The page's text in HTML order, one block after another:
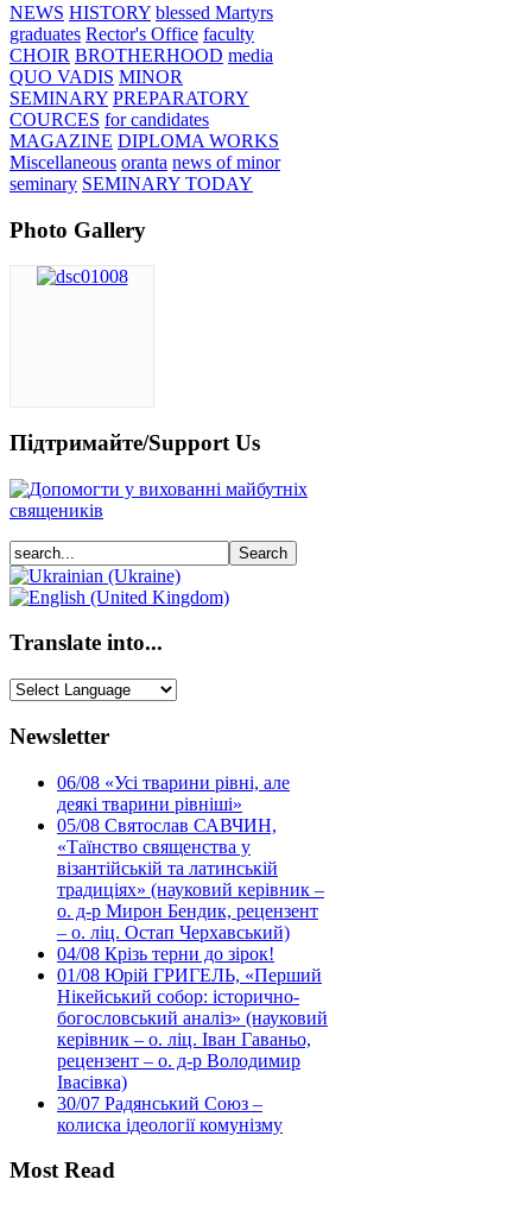
NEWS HISTORY blessed Martyrs
graduates Rector's Office faculty
CHOIR BROTHERHOOD media
QUO VADIS MINOR
SEMINARY PREPARATORY
COURCES for candidates
MAGAZINE DIPLOMA WORKS
Miscellaneous oranta news of minor
seminary SEMINARY TODAY
Photo Gallery
Підтримайте/Support Us
Translate into...
Newsletter
06/08 «Усі тварини рівні, але
деякі тварини рівніші»
05/08 Святослав САВЧИН,
«Таїнство священства у
візантійській та латинській
традиціях» (науковий керівник –
о. д-р Мирон Бендик, рецензент
– о. ліц. Остап Черхавський)
04/08 Крізь терни до зірок!
01/08 Юрій ГРИГЕЛЬ, «Перший
Нікейський собор: історично-
богословський аналіз» (науковий
керівник – о. ліц. Іван Гаваньо,
рецензент – о. д-р Володимир
Івасівка)
30/07 Радянський Союз –
колиска ідеології комунізму
Most Read